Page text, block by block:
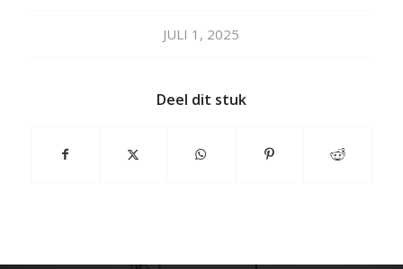
JULI 1, 2025
Deel dit stuk